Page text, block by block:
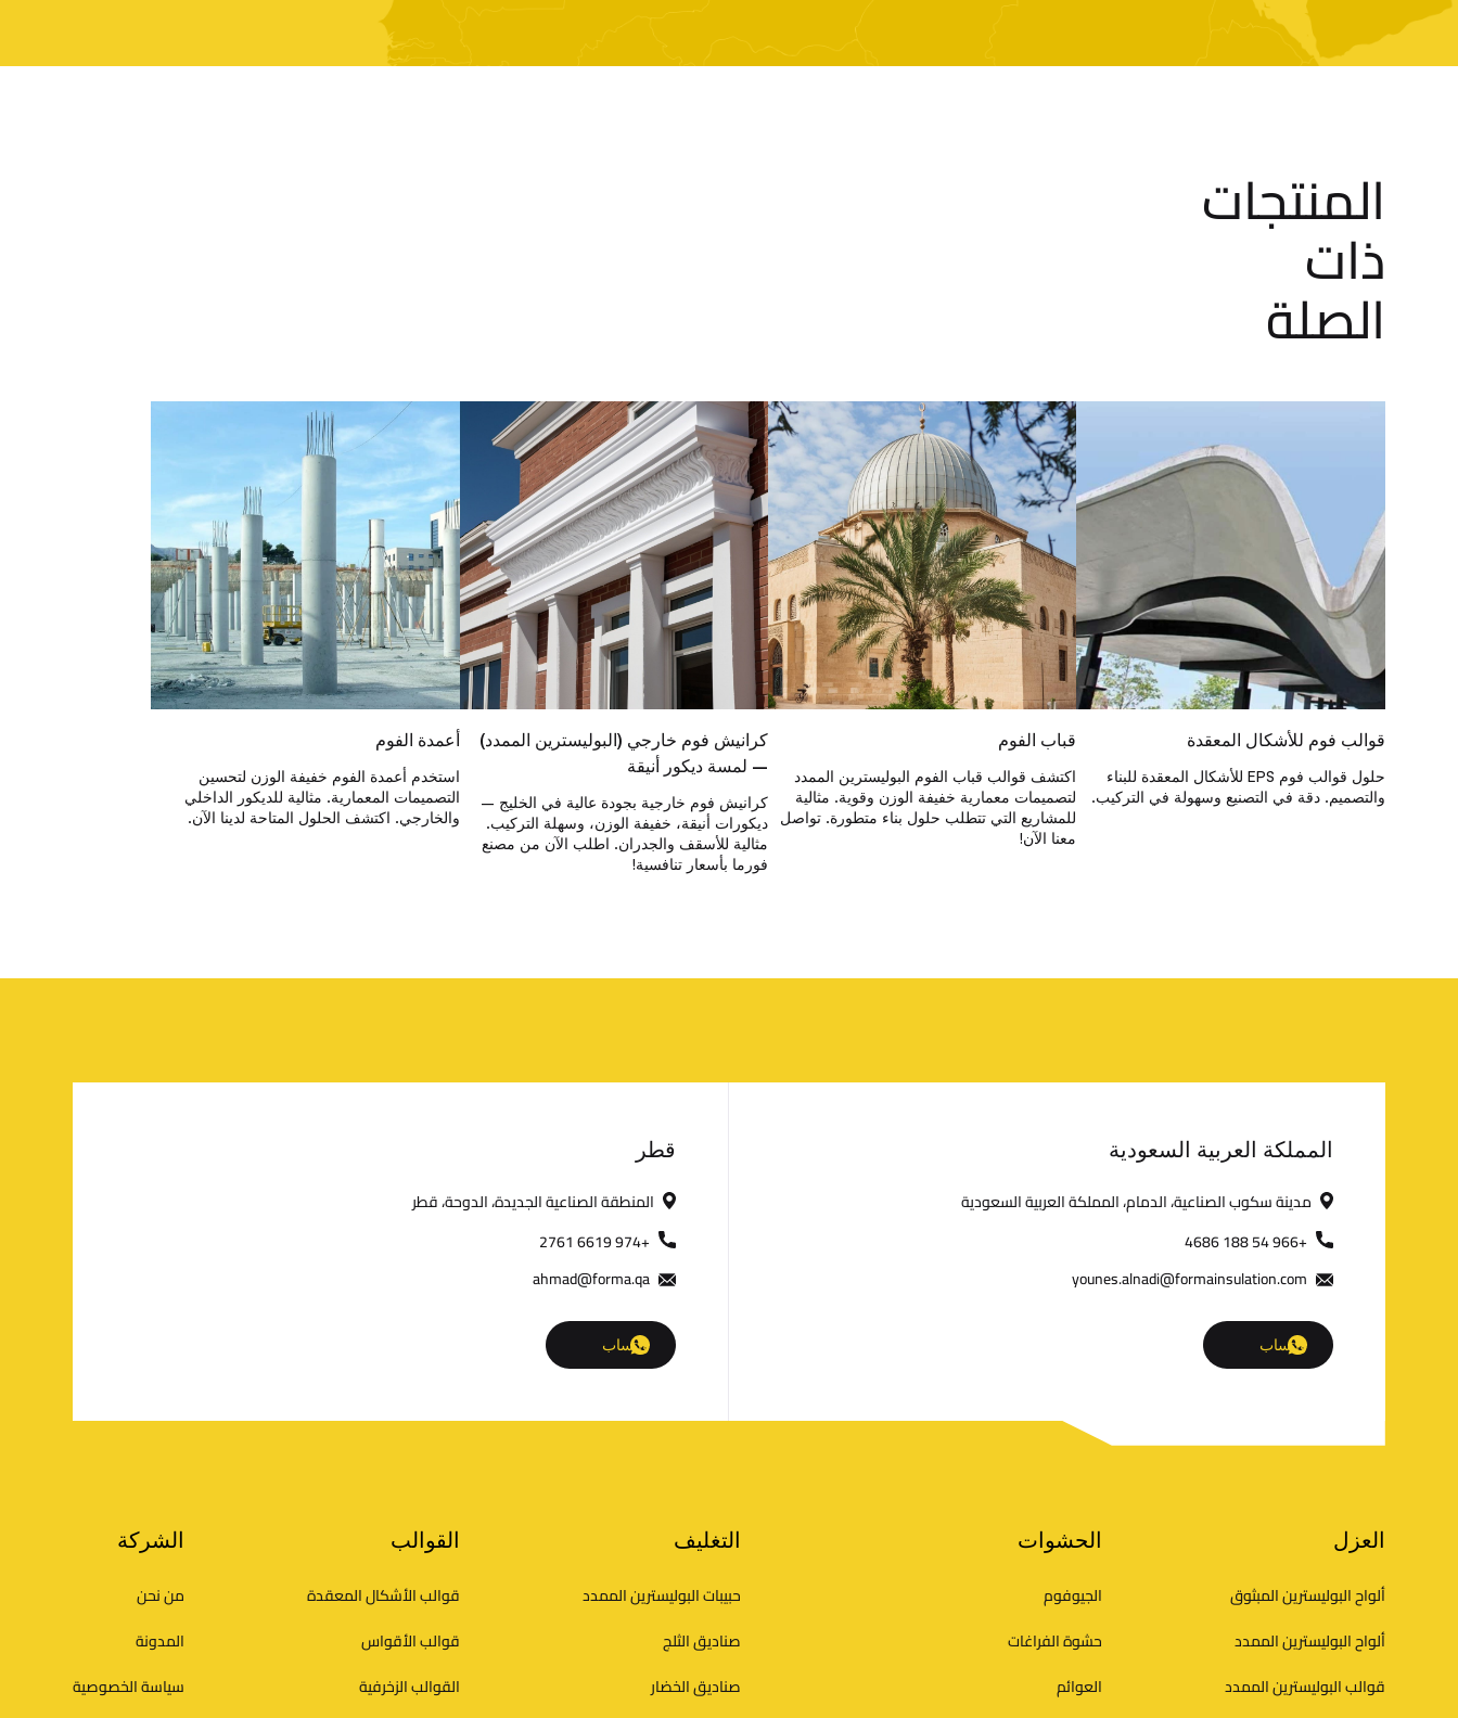
المنتجات
ذات
الصلة
قوالب فوم للأشكال المعقدة
حلول قوالب فوم EPS للأشكال المعقدة للبناء
والتصميم. دقة في التصنيع وسهولة في التركيب.
قباب الفوم
اكتشف قوالب قباب الفوم البوليسترين الممدد
لتصميمات معمارية خفيفة الوزن وقوية. مثالية
للمشاريع التي تتطلب حلول بناء متطورة. تواصل
معنا الآن!
كرانيش فوم خارجي (البوليسترين الممدد)
– لمسة ديكور أنيقة
كرانيش فوم خارجية بجودة عالية في الخليج –
ديكورات أنيقة، خفيفة الوزن، وسهلة التركيب.
مثالية للأسقف والجدران. اطلب الآن من مصنع
فورما بأسعار تنافسية!
أعمدة الفوم
استخدم أعمدة الفوم خفيفة الوزن لتحسين
التصميمات المعمارية. مثالية للديكور الداخلي
والخارجي. اكتشف الحلول المتاحة لدينا الآن.
C
o
n
t
a
D
e
t
قطر
المنطقة الصناعية الجديدة، الدوحة، قطر
+974 6619 2761
ahmad@forma.qa
واتساب
المملكة العربية السعودية
مدينة سكوب الصناعية، الدمام، المملكة العربية السعودية
+966 54 188 4686
younes.alnadi@formainsulation.com
واتساب
S
i
t
العزل
ألواح البوليسترين المبثوق
ألواح البوليسترين الممدد
قوالب البوليسترين الممدد
الحشوات
الجيوفوم
حشوة الفراغات
العوائم
التغليف
حبيبات البوليسترين الممدد
صناديق الثلج
صناديق الخضار
القوالب
قوالب الأشكال المعقدة
قوالب الأقواس
القوالب الزخرفية
الشركة
من نحن
المدونة
سياسة الخصوصية